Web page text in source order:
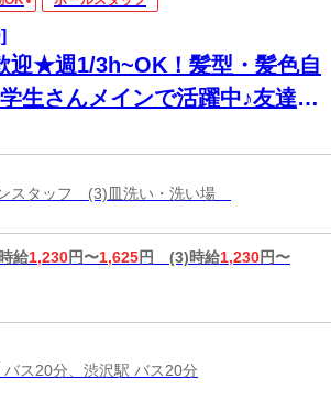
迎★週1/3h~OK！髪型・髪色自
生さんメインで活躍中♪友達と
スタッフ (3)皿洗い・洗い場
給1,230円〜1,625円 (3)時給1,230円〜
ス20分、渋沢駅 バス20分